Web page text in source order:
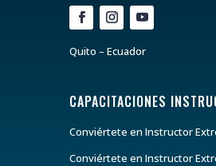
Quito – Ecuador
CAPACITACIONES
Conviértete en Instructor
Conviértete en Instructor